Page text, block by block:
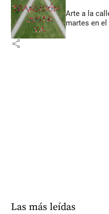
Arte a la
martes en el
share
Las más leídas